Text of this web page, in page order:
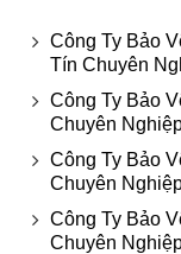
Công Ty Bảo
Tín Chuyên
Công Ty Bảo
Chuyên
Công Ty Bảo
Chuyên
Công Ty Bảo
Chuyên